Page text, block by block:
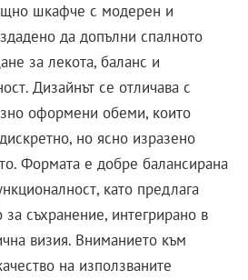
шкафче с модерен и
да допълни спалното
за лекота, баланс и
Дизайнът се отличава с
оформени обеми, които
но ясно изразено
Формата е добре балансирана
като предлага
съхранение, интегрирано в
визия. Вниманието към
на използваните